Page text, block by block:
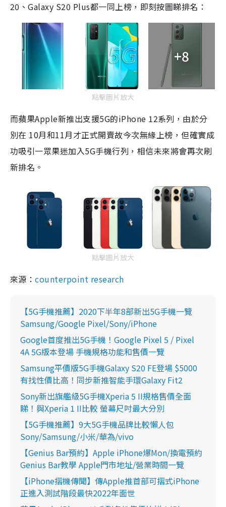
20、Galaxy S20 Plus都一同上榜，即刻按圖睇排名：
+8
點擊圖片放大
而蘋果Apple新推出支援5G的iPhone 12系列，由於分
別在 10月和11月才正式開賣故今次無緣上榜，但確實成
功吸引一眾果迷加入5G手機行列， 相信未來將會再次刷
新排名。
點擊圖片放大
來源：counterpoint research
【5G手機推薦】2020下半年8部新出5G手機一覽
Samsung/Google Pixel/Sony/iPhone
Google首度推出5G手機！Google Pixel 5 / Pixel
4A 5G版本登場 手機規格功能和售價一覽
Samsung平價版5G手機Galaxy S20 FE登場 $5000
有找性價比高！同步新推智能手環Galaxy Fit2
Sony新出旗艦級5G手機Xperia 5 II規格售價全面
睇！與Xperia 1 II比較 螢幕尺吋最大分別
【5G手機推薦】9大5G手機品牌比較懶人包
Sony/Samsung/小米/華為/vivo
【Genius Bar預約】Apple iPhone爆Mon/換電預約
Genius Bar教學 Apple門市地址/營業時間一覽
【iPhone摺機傳聞】傳Apple推首部可摺式iPhone
正進入測試階段最快2022年面世